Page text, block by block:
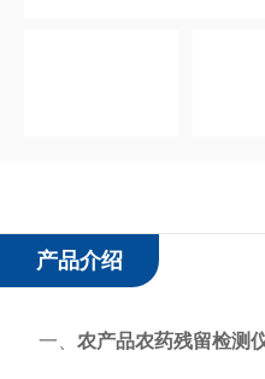
产品介绍
一、 农产品农药残留检测